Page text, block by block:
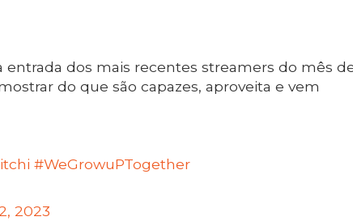
dos mais recentes streamers do mês
do que são capazes, aproveita e vem
#WeGrowuPTogether
2023